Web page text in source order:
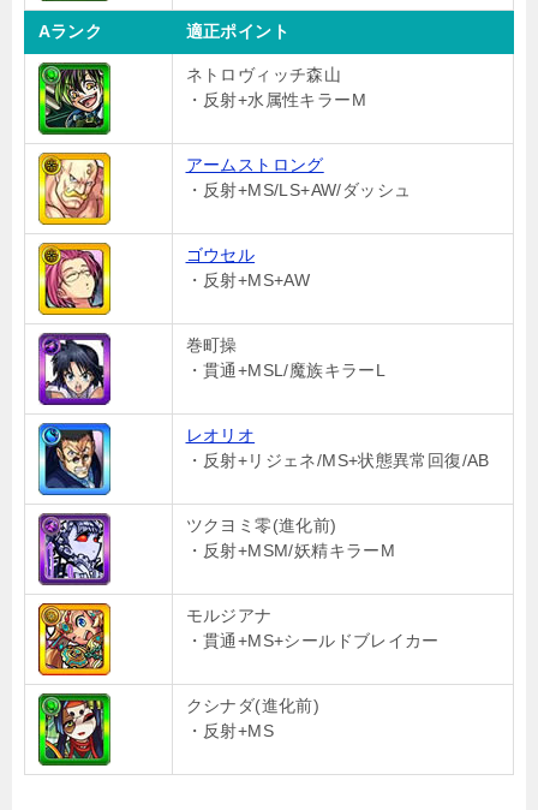
Aランク 適正ポイント
ネトロヴィッチ森山
・反射+水属性キラーM
アームストロング
・反射+MS/LS+AW/ダッシュ
ゴウセル
・反射+MS+AW
巻町操
・貫通+MSL/魔族キラーL
レオリオ
・反射+リジェネ/MS+状態異常回復/AB
ツクヨミ零(進化前)
・反射+MSM/妖精キラーM
モルジアナ
・貫通+MS+シールドブレイカー
クシナダ(進化前)
・反射+MS